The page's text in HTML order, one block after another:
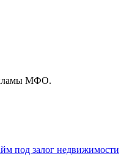
МФО.
под залог недвижимости